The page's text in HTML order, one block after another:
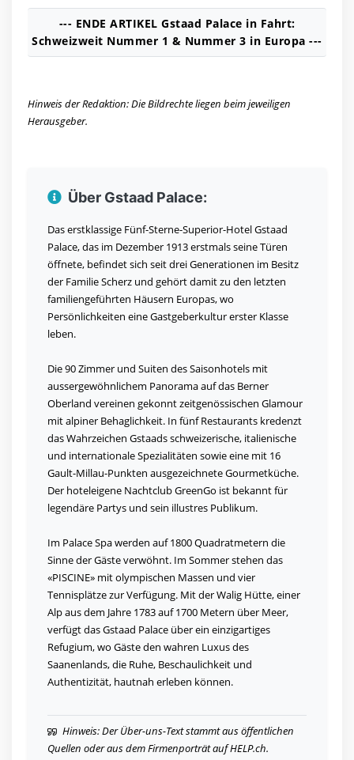
--- ENDE ARTIKEL Gstaad Palace in Fahrt:
Schweizweit Nummer 1 & Nummer 3 in Europa ---
Hinweis der Redaktion: Die Bildrechte liegen beim jeweiligen
Herausgeber.
Über Gstaad Palace:
Das erstklassige Fünf-Sterne-Superior-Hotel Gstaad
Palace, das im Dezember 1913 erstmals seine Türen
öffnete, befindet sich seit drei Generationen im Besitz
der Familie Scherz und gehört damit zu den letzten
familiengeführten Häusern Europas, wo
Persönlichkeiten eine Gastgeberkultur erster Klasse
leben.
Die 90 Zimmer und Suiten des Saisonhotels mit
aussergewöhnlichem Panorama auf das Berner
Oberland vereinen gekonnt zeitgenössischen Glamour
mit alpiner Behaglichkeit. In fünf Restaurants kredenzt
das Wahrzeichen Gstaads schweizerische, italienische
und internationale Spezialitäten sowie eine mit 16
Gault-Millau-Punkten ausgezeichnete Gourmetküche.
Der hoteleigene Nachtclub GreenGo ist bekannt für
legendäre Partys und sein illustres Publikum.
Im Palace Spa werden auf 1800 Quadratmetern die
Sinne der Gäste verwöhnt. Im Sommer stehen das
«PISCINE» mit olympischen Massen und vier
Tennisplätze zur Verfügung. Mit der Walig Hütte, einer
Alp aus dem Jahre 1783 auf 1700 Metern über Meer,
verfügt das Gstaad Palace über ein einzigartiges
Refugium, wo Gäste den wahren Luxus des
Saanenlands, die Ruhe, Beschaulichkeit und
Authentizität, hautnah erleben können.
Hinweis: Der Über-uns-Text stammt aus öffentlichen
Quellen oder aus dem Firmenporträt auf HELP.ch.